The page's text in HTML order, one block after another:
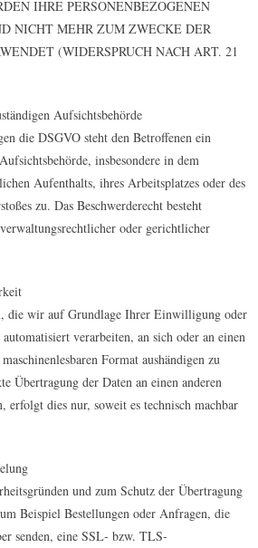
IHRE PERSONENBEZOGENEN
NICHT MEHR ZUM ZWECKE DER
(WIDERSPRUCH NACH ART. 21
Aufsichtsbehörde
die DSGVO steht den Betroffenen ein
insbesondere in dem
Aufenthalts, ihres Arbeitsplatzes oder des
zu. Das Beschwerderecht besteht
oder gerichtlicher
die wir auf Grundlage Ihrer Einwilligung oder
verarbeiten, an sich oder an einen
Format aushändigen zu
Übertragung der Daten an einen anderen
erfolgt dies nur, soweit es technisch machbar
und zum Schutz der Übertragung
Beispiel Bestellungen oder Anfragen, die
senden, eine SSL- bzw. TLS-